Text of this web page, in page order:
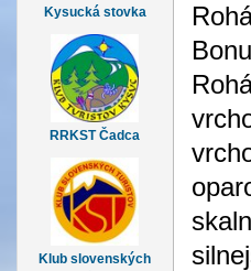
Kysucká stovka
RRKST Čadca
Klub slovenských